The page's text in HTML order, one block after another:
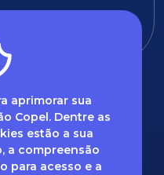
aprimorar sua
Copel. Dentre as
estão a sua
a compreensão
para acesso e a